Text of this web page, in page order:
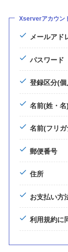
Xserverアカウン
メールアド
パスワード
登録区分(
名前(姓・名)
名前(フリガ
郵便番号
住所
お支払い方
利用規約に